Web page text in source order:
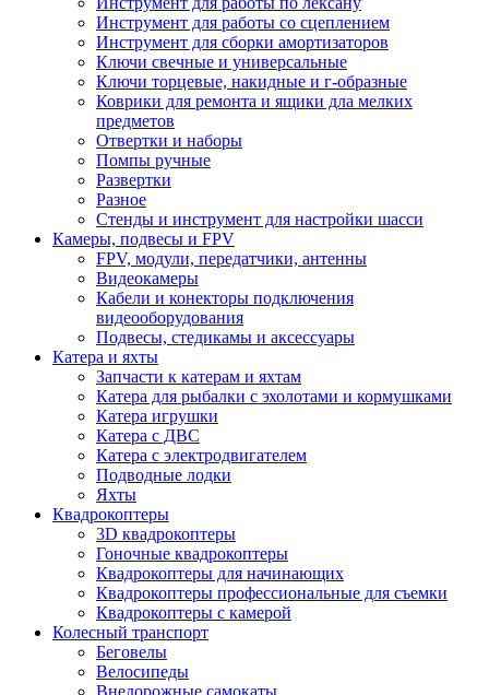
Инструмент для работы со сцеплением
Инструмент для сборки амортизаторов
Ключи свечные и универсальные
Ключи торцевые, накидные и г-образные
Коврики для ремонта и ящики дла мелких
предметов
Отвертки и наборы
Помпы ручные
Развертки
Разное
Стенды и инструмент для настройки шасси
Камеры, подвесы и FPV
FPV, модули, передатчики, антенны
Видеокамеры
Кабели и конекторы подключения
видеооборудования
Подвесы, стедикамы и аксессуары
Катера и яхты
Запчасти к катерам и яхтам
Катера для рыбалки с эхолотами и кормушками
Катера игрушки
Катера с ДВС
Катера с электродвигателем
Подводные лодки
Яхты
Квадрокоптеры
3D квадрокоптеры
Гоночные квадрокоптеры
Квадрокоптеры для начинающих
Квадрокоптеры профессиональные для съемки
Квадрокоптеры с камерой
Колесный транспорт
Беговелы
Велосипеды
Внедорожные самокаты